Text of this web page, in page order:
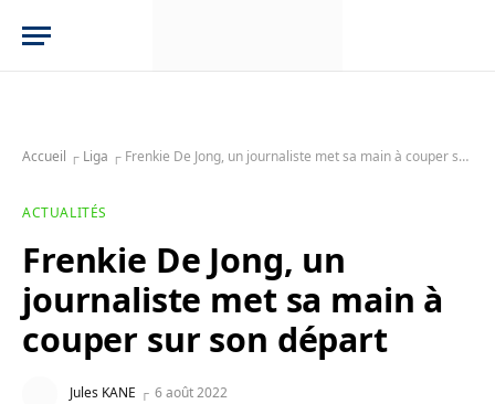
Accueil ┌ Liga ┌ Frenkie De Jong, un journaliste met sa main à couper sur son départ
ACTUALITÉS
Frenkie De Jong, un
journaliste met sa main à
couper sur son départ
Jules KANE 6 août 2022